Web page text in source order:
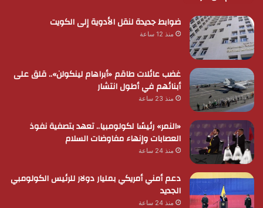
ضوابط جديدة لنقل الأدوية إلى الكويت
منذ 12 ساعة
غضب عائلات طاقم «أبراهام لينكولن».. قلق على
أبنائهم في أطول انتشار
منذ 23 ساعة
«النمر» رئيسًا لكولومبيا.. تعهد بتصفية نفوذ
العصابات وإنهاء مفاوضات السلام
منذ 24 ساعة
دعم أمني أمريكي بمليار دولار للرئيس الكولومبي
الجديد
منذ 24 ساعة